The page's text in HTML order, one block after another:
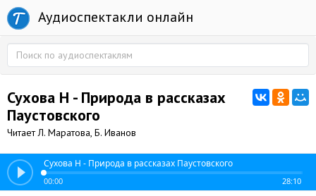
Аудиоспектакли онлайн
Сухова Н - Природа в рассказах
Паустовского
Читает Л. Маратова, Б. Иванов
Сухова Н - Природа в рассказах Паустовского
00:00 28:10